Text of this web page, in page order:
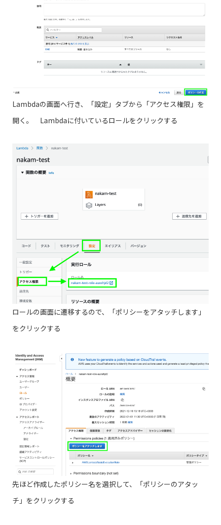
Lambdaの画面へ行き、「設定」タブから「アクセス権限」を
開く。 Lambdaに付いているロールをクリックする
ロールの画面に遷移するので、「ポリシーをアタッチします」
をクリックする
先ほど作成したポリシー名を選択して、「ポリシーのアタッ
チ」をクリックする